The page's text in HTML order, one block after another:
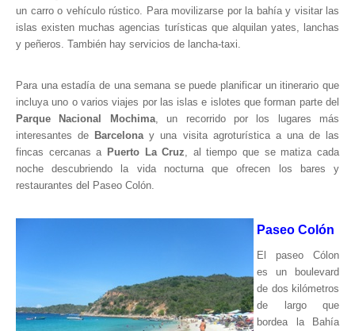
Museos y otros sitios de interés en Bolívar
Museos y otros sitios de interés en Falcón
Puerto La Cruz
Destinos Turísticos
Noticias turísticas
Gastronomía
Hosting / Alojamiento para Websites
Publicidad
un carro o vehículo rústico. Para movilizarse por la bahía y visitar las
islas existen muchas agencias turísticas que alquilan yates, lanchas
y peñeros. También hay servicios de lancha-taxi.
Para una estadía de una semana se puede planificar un itinerario que
incluya uno o varios viajes por las islas e islotes que forman parte del
Parque Nacional Mochima, un recorrido por los lugares más
interesantes de Barcelona y una visita agroturística a una de las
fincas cercanas a Puerto La Cruz , al tiempo que se matiza cada
noche descubriendo la vida nocturna que ofrecen los bares y
restaurantes del Paseo Colón.
Paseo Colón
El paseo Cólon
es un boulevard
de dos kilómetros
de largo que
bordea la Bahía